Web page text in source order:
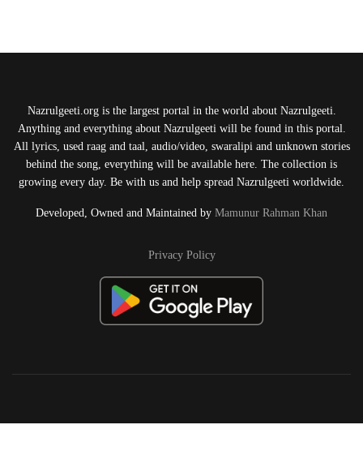
Nazrulgeeti.org is the largest portal in the world about Nazrulgeeti.
Anything and everything about Nazrulgeeti will be found in this portal.
All lyrics, used raag and taal, audio/video, swaralipi and unknown stories
behind the song, everything will be available here. The collection is
growing every day. Be with us and help spread Nazrulgeeti worldwide.
Developed, Owned and Maintained by Mamunur Rahman Khan
Privacy Policy